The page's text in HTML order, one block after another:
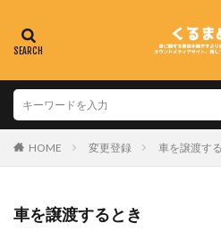
HOME 変更登録 車を譲渡す
車を譲渡するとき